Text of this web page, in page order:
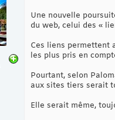
Une nouvelle
du web, celui des «
Ces liens permettent
les plus pris en
Pourtant, selon
aux sites tiers serait
Elle serait même,